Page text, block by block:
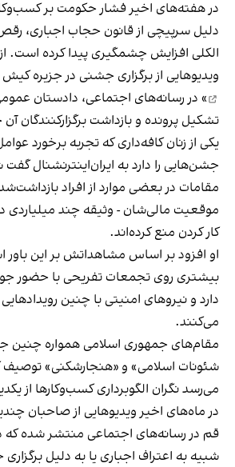
در هفته‌های اخیر فشار حکومت بر
دلیل سرپیچی از قانون حجاب اجباری،
الکلی افزایش چشمگیری پیدا کرده است.
ویدیوهایی از برگزاری جشنی در جزیره کیش
» در رسانه‌های اجتماعی، دادستان
تشکیل پرونده و بازداشت برگزارکنندگان
یکی از زنان کافه‌داری که تجربه برخورد
جشن‌هایی را دارد به ایران‌اینترنشنال
مقامات در بعضی موارد از افراد
موقعیت مالی‌شان - وثیقه چند میلیاردی
کار کردن منع کرده‌اند.
او افزود بر اساس مشاهداتش بر این
بیشتری روی تجمعات تفریحی با حضور
دارد و نیروهای امنیتی با چنین
می‌کنند.
مقام‌های جمهوری اسلامی همواره چنین
شئونات اسلامی» و «هنجارشکنی» توصیف
می‌رسد نگران الگوبرداری کسب‌وکارها از
در ماه‌های اخیر ویدیوهایی از صاحبان
قم در رسانه‌های اجتماعی منتشر شده که
شبیه به اعتراف اجباری یا به دلیل